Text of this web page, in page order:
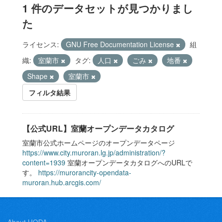
1 件のデータセットが見つかりまし
た
ライセンス: GNU Free Documentation License
組
織:
室蘭市 タグ: 人口 ごみ
地番
Shape
室蘭市
フィルタ結果
【公式URL】室蘭オープンデータカタログ
室蘭市公式ホームページのオープンデータページ
https://www.city.muroran.lg.jp/administration/?
content=1939 室蘭オープンデータカタログへのURLで
す。 https://murorancity-opendata-
muroran.hub.arcgis.com/